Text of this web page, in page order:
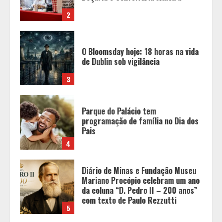
3
4
Parque do Palácio tem
programação de família no Dia dos
Pais
5
Diário de Minas e Fundação Museu
Mariano Procópio celebram um ano
da coluna “D. Pedro II – 200 anos”
com texto de Paulo Rezzutti
1
Chegada da seca impulsiona ritmo
das obras e reforça perspectivas
para a construção civil no DF